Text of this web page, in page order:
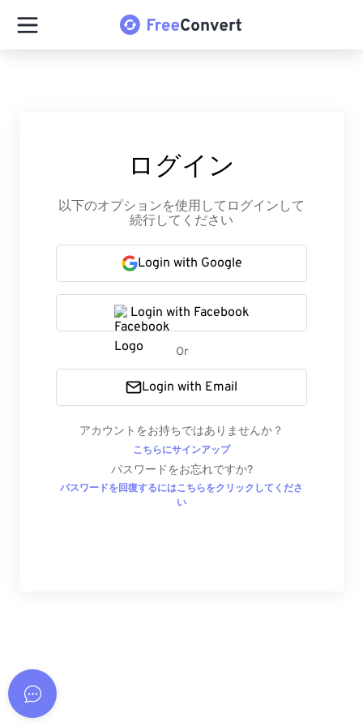
ログイン
以下のオプションを使用してログインして
続行してください
Login with Google
Login with Facebook
Or
Login with Email
アカウントをお持ちではありませんか？
こちらにサインアップ
パスワードをお忘れですか?
パスワードを回復するにはこちらをクリックしてくださ
い